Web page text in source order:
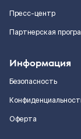
Пресс-центр
Партнерская
Информация
Безопасность
Оферта